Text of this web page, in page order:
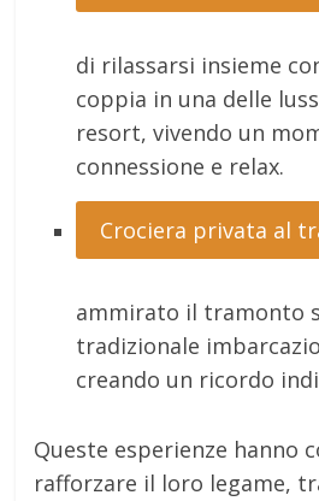
di rilassarsi insieme
coppia in una delle
resort, vivendo un
connessione e relax.
Crociera privata al
ammirato il tramonto
tradizionale
creando un ricordo
Queste esperienze hanno
rafforzare il loro legame,